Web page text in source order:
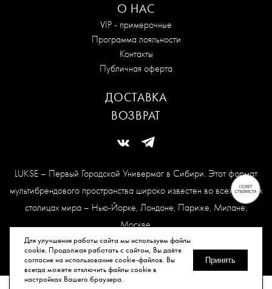
Для улучшения работы сайта мы используем файлы
cookie. Продолжая работать с сайтом, Вы даёте
согласие на использование cookie-файлов. Вы
всегда можете отключить файлы cookie в
настройках Вашего браузера.
Принять
LUKSE – Первый Городской Универмаг в Сибири. Этот формат
мультибрендового пространства широко известен во всех модных
столицах мира – Нью-Йорке, Лондоне, Париже, Милане,
Москве.
Карта сайта
© Все права защищены, 2026.
О НАС
VIP - примерочные
Программа лояльности
Контакты
Публичная оферта
ДОСТАВКА
ВОЗВРАТ